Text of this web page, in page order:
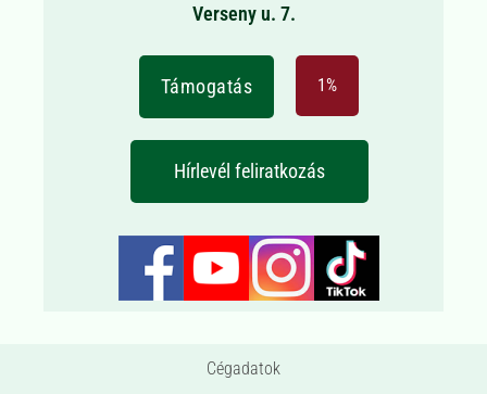
Verseny u. 7.
Támogatás 1%
Hírlevél feliratkozás
Cégadatok